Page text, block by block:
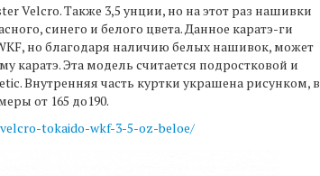
Velcro. Также 3,5 унции, но на этот раз нашивки
синего и белого цвета. Данное каратэ-ги
но благодаря наличию белых нашивок, может
каратэ. Эта модель считается подростковой и
Внутренняя часть куртки украшена рисунком, в
от 165 до190.
tokaido-wkf-3-5-oz-beloe/